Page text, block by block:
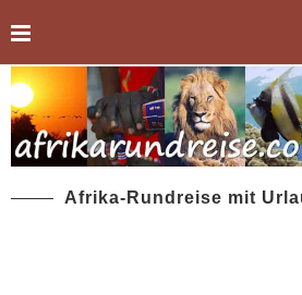
Afrika-Rundreise mit